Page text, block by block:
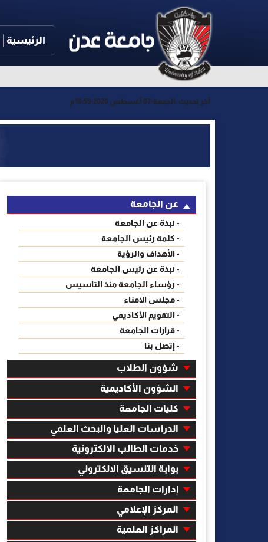
الرئيسية
آخر تحديث : الجمعة-07 أغسطس 2026-10:59م
عن الجامعة
- نبذة عن الجامعة
- كلمة رئيس الجامعة
- الأهداف والرؤية
- نبذة عن رئيس الجامعة
- رؤساء الجامعة منذ التاسيس
- مجلس الامناء
- التقويم الأكاديمي
- قرارات الجامعة
- إتصل بنا
شؤون الطلاب
الشؤون الأكاديمية
كليات الجامعة
الدراسات العليا والبحث العلمي
خدمات الطالب الالكترونية
بوابة التنسيق الالكتروني
إدارات الجامعة
المركز الإعلامي
المراكز العلمية